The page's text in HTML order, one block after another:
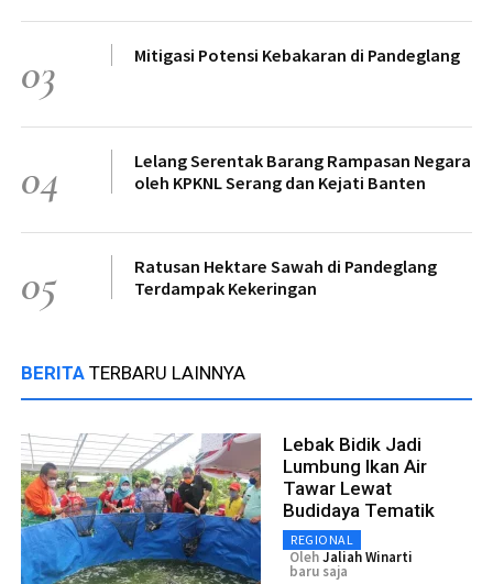
03 Mitigasi Potensi Kebakaran di Pandeglang
04
Lelang Serentak Barang Rampasan Negara
oleh KPKNL Serang dan Kejati Banten
05
Ratusan Hektare Sawah di Pandeglang
Terdampak Kekeringan
BERITA TERBARU LAINNYA
Lebak Bidik Jadi
Lumbung Ikan Air
Tawar Lewat
Budidaya Tematik
REGIONAL
OlehJaliah Winarti
baru saja